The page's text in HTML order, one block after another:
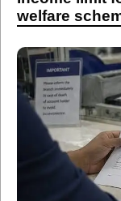
Nominee Or